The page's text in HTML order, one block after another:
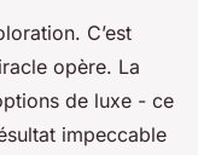
C’est
opère. La
de luxe - ce
impeccable